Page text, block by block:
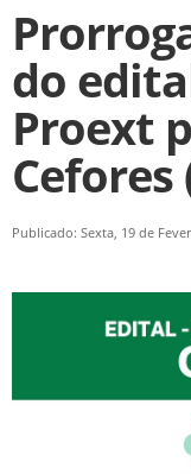
do
Proext
Cefores
Publicado: Sexta, 19 de